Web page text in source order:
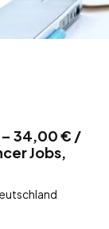
34,00 € /
Jobs,